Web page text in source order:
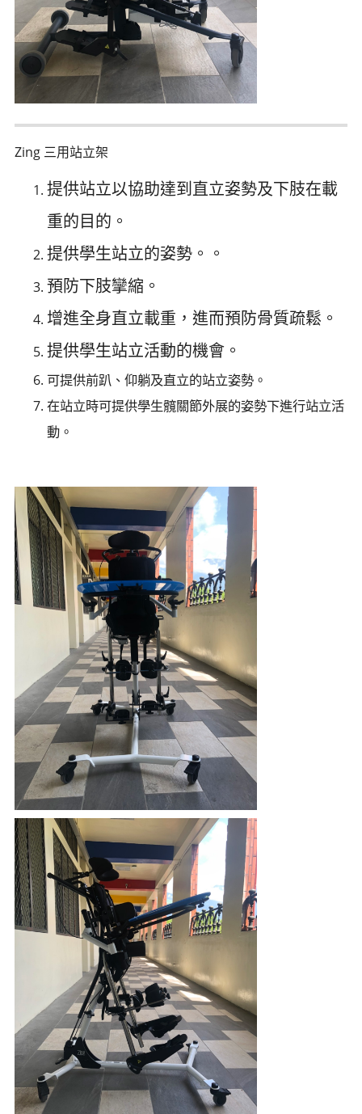
Zing 三用站立架
提供站立以協助達到直立姿勢及下肢在載
重的目的。
提供學生站立的姿勢。 。
預防下肢攣縮。
增進全身直立載重，進而預防骨質疏鬆。
提供學生站立活動的機會。
可提供前趴、仰躺及直立的站立姿勢。
在站立時可提供學生髖關節外展的姿勢下進行站立活
動。